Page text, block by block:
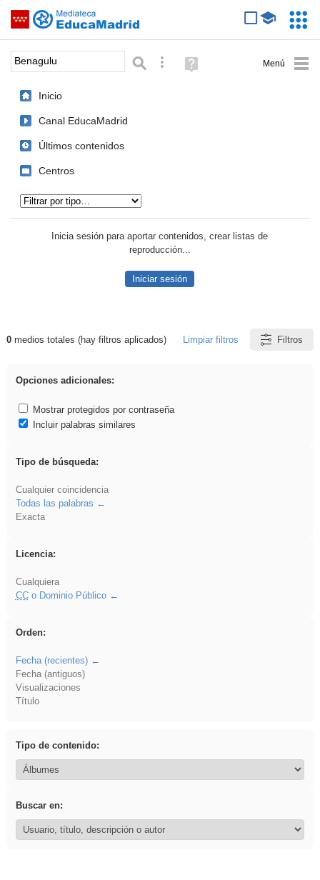
Saltar navegación
Palabra o frase: Búsqueda avanzada
Ayuda
(en
Inicio
Canal EducaMadrid
Últimos contenidos
Centros
Inicia sesión para aportar contenidos, crear listas de
reproducción...
Iniciar sesión
Resultados de: Benagulu
0medios totales (hay filtros aplicados) Limpiar filtros Filtros
Opciones adicionales:
Mostrar protegidos por contraseña
Incluir palabras similares
Tipo de búsqueda:
Cualquier coincidencia
Todas las palabras
Exacta
Licencia:
Cualquiera
CCo Dominio Público
Orden:
Fecha (recientes)
Fecha (antiguos)
Visualizaciones
Título
Tipo de contenido:
Buscar en: